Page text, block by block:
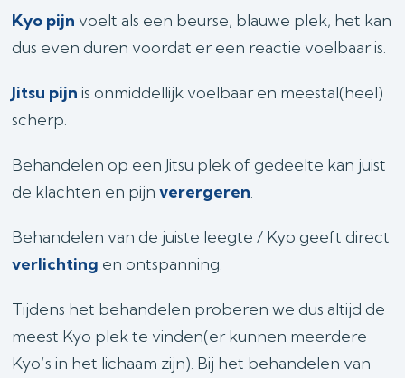
Kyo pijn voelt als een beurse, blauwe plek, het kan
dus even duren voordat er een reactie voelbaar is.
Jitsu pijn is onmiddellijk voelbaar en meestal(heel)
scherp.
Behandelen op een Jitsu plek of gedeelte kan juist
de klachten en pijnverergeren
Behandelen van de juiste leegte / Kyo geeft direct
verlichting en ontspanning.
Tijdens het behandelen proberen we dus altijd de
meest Kyo plek te vinden(er kunnen meerdere
Kyo’s in het lichaam zijn). Bij het behandelen van